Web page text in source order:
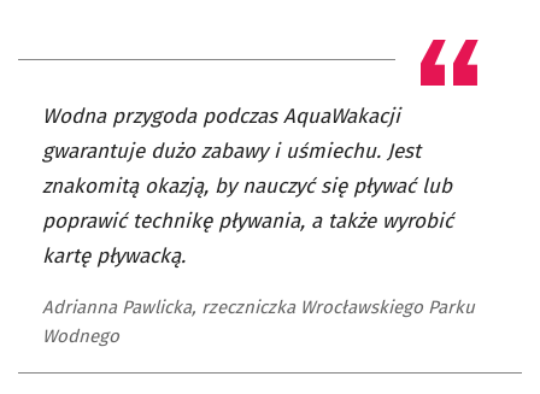
Wodna przygoda podczas AquaWakacji
gwarantuje dużo zabawy i uśmiechu. Jest
znakomitą okazją, by nauczyć się pływać lub
poprawić technikę pływania, a także wyrobić
kartę pływacką.
Adrianna Pawlicka, rzeczniczka Wrocławskiego Parku
Wodnego